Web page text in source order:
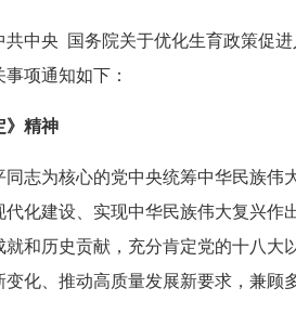
共中央 国务院关于优化生育政策促
项通知如下：
》精神
同志为核心的党中央统筹中华民族
化建设、实现中华民族伟大复兴作
和历史贡献，充分肯定党的十八大
化、推动高质量发展新要求，兼顾